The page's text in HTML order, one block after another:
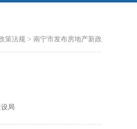
策法规 > 南宁市发布房地产新政
局